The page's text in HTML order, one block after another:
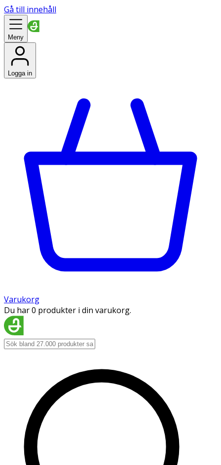
Gå till innehåll
Meny
Logga in
Varukorg
Du har 0 produkter i din varukorg.